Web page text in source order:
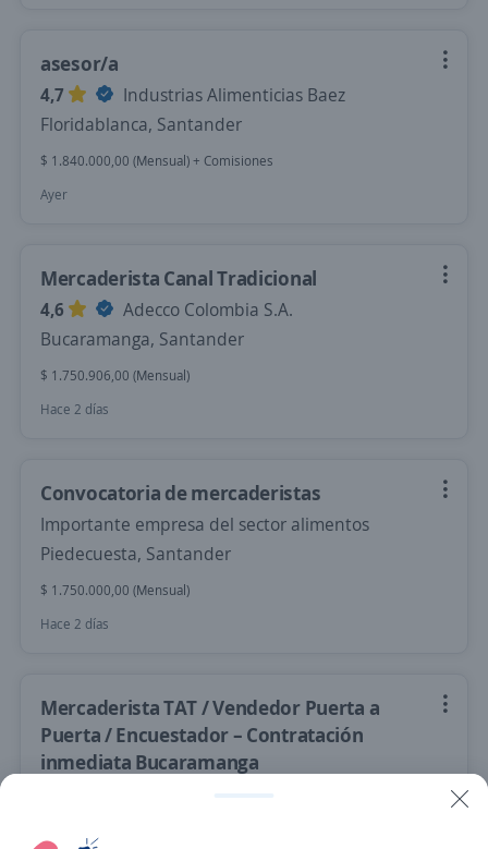
asesor/a
4,7
Industrias Alimenticias Baez
Floridablanca, Santander
$ 1.840.000,00 (Mensual) + Comisiones
Ayer
Mercaderista Canal Tradicional
4,6
Adecco Colombia S.A.
Bucaramanga, Santander
$ 1.750.906,00 (Mensual)
Hace 2 días
Convocatoria de mercaderistas
Importante empresa del sector alimentos
Piedecuesta, Santander
$ 1.750.000,00 (Mensual)
Hace 2 días
Mercaderista TAT / Vendedor Puerta a
Puerta / Encuestador – Contratación
inmediata Bucaramanga